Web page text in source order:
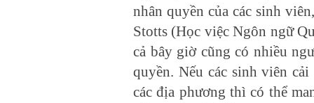
nhân quyền của các sinh
Stotts (Học việc Ngôn ngữ
cả bây giờ cũng có nhiều
quyền. Nếu các sinh viên
các địa phương thì có thể